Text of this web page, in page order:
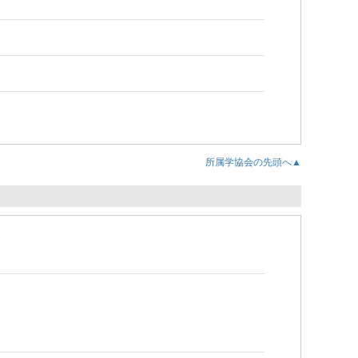
所属学協会の先頭へ▲